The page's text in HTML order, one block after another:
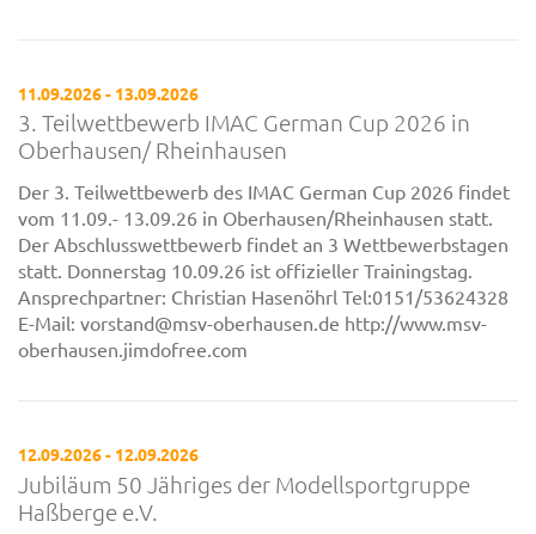
11.09.2026 - 13.09.2026
3. Teilwettbewerb IMAC German Cup 2026 in
Oberhausen/ Rheinhausen
Der 3. Teilwettbewerb des IMAC German Cup 2026 findet
vom 11.09.- 13.09.26 in Oberhausen/Rheinhausen statt.
Der Abschlusswettbewerb findet an 3 Wettbewerbstagen
statt. Donnerstag 10.09.26 ist offizieller Trainingstag.
Ansprechpartner: Christian Hasenöhrl Tel:0151/53624328
E-Mail: vorstand@msv-oberhausen.de http://www.msv-
oberhausen.jimdofree.com
12.09.2026 - 12.09.2026
Jubiläum 50 Jähriges der Modellsportgruppe
Haßberge e.V.